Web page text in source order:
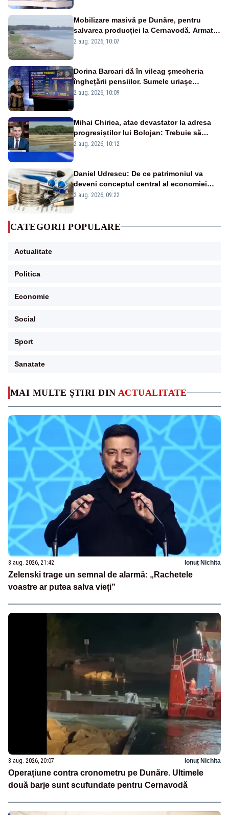
MAI MULTE ȘTIRI DIN ACTUALITATE
8 aug. 2026, 21:42 Ionuț Nichita
Zelenski trage un semnal de alarmă: „Rachetele
voastre ar putea salva vieți”
8 aug. 2026, 20:07 Ionuț Nichita
Operațiune contra cronometru pe Dunăre. Ultimele
două barje sunt scufundate pentru Cernavodă
Mobilizare masivă pe Dunăre, pentru
salvarea producției la Cernavodă. Armata
va detona o stâncă și va devia apa
2 aug. 2026, 10:07
Dorina Barcari dă în vileag șmecheria
înghețării pensiilor. Sumele uriașe
pierdute de fiecare român
2 aug. 2026, 10:09
Mihai Chirica, atac devastator la adresa
progresiștilor lui Bolojan: Trebuie să
protejăm și natura, dar nu șținem omaneii
2 aug. 2026, 10:12
Daniel Udrescu: De ce patrimoniul va
deveni conceptul central al economiei
viitoare?
2 aug. 2026, 09:22
CATEGORII POPULARE
Actualitate
Politica
Economie
Social
Sport
Sanatate